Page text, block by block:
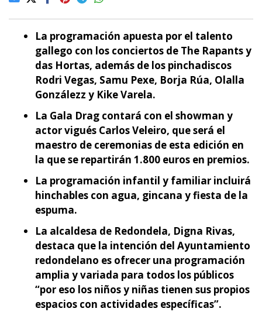
La programación apuesta por el talento
gallego con los conciertos de The Rapants y
das Hortas, además de los pinchadiscos
Rodri Vegas, Samu Pexe, Borja Rúa, Olalla
Gonzálezz y Kike Varela.
La Gala Drag contará con el showman y
actor vigués Carlos Veleiro, que será el
maestro de ceremonias de esta edición en
la que se repartirán 1.800 euros en premios.
La programación infantil y familiar incluirá
hinchables con agua, gincana y fiesta de la
espuma.
La alcaldesa de Redondela, Digna Rivas,
destaca que la intención del Ayuntamiento
redondelano es ofrecer una programación
amplia y variada para todos los públicos
“por eso los niños y niñas tienen sus propios
espacios con actividades específicas”.